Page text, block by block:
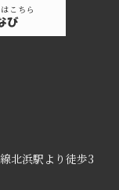
こちら
北浜駅より徒歩3